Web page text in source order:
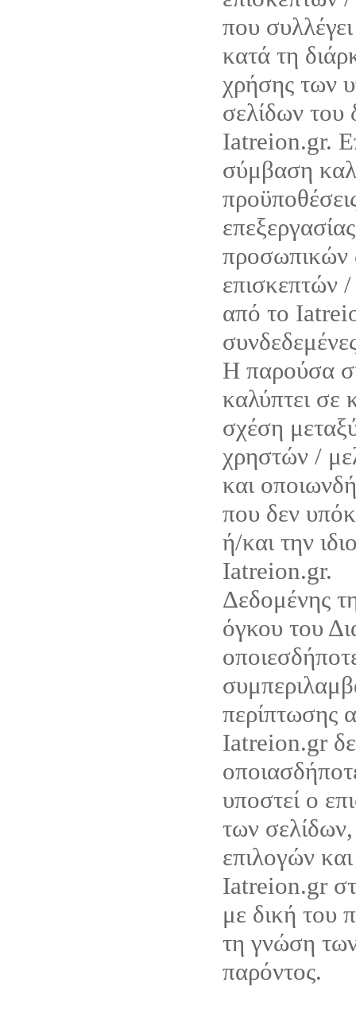
που
κατά τη
χρήσης των
σελίδων του
Iatreion.gr.
σύμβαση
προσωπικών
επισκεπτών
από το
Η παρούσα
καλύπτει σε
σχέση
χρηστών /
και
που δεν
ή/και την
Iatreion.gr.
Δεδομένης
όγκου του
περίπτωσης
Iatreion.gr
υποστεί ο
των
επιλογών
Iatreion.gr
με δική του
τη γνώση
παρόντος.